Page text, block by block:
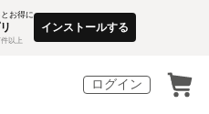
お得に
以上
インストールする
ログイン